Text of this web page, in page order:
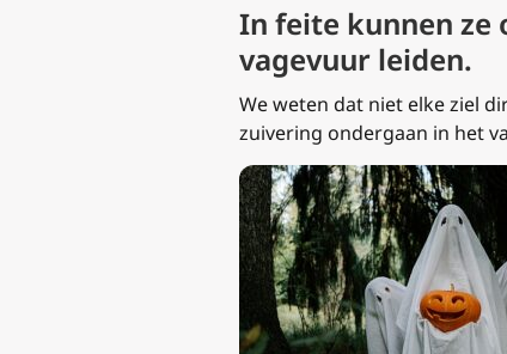
In feite kunnen ze
vagevuur leiden.
We weten dat niet elke ziel
zuivering ondergaan in het